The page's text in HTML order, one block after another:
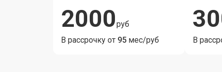
2000руб
В рассрочку от 95 мес/руб В